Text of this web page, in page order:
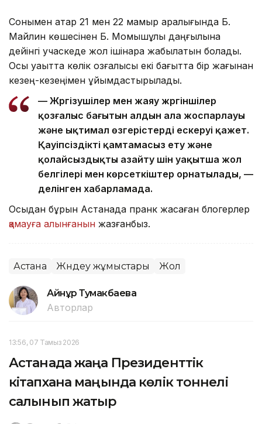
Сонымен қатар 21 мен 22 мамыр аралығында Б.
Майлин көшесінен Б. Момышұлы даңғылына
дейінгі учаскеде жол ішінара жабылатын болады.
Осы уақытта көлік қозғалысы екі бағытта бір жағынан
кезең-кезеңімен ұйымдастырылады.
— Жүргізушілер мен жаяу жүргіншілер
қозғалыс бағытын алдын ала жоспарлауы
және ықтимал өзгерістерді ескеруі қажет.
Қауіпсіздікті қамтамасыз ету және
қолайсыздықты азайту үшін уақытша жол
белгілері мен көрсеткіштер орнатылады, —
делінген хабарламада.
Осыдан бұрын Астанада пранк жасаған блогерлер
қамауға алынғанын жазғанбыз.
Астана Жөндеу жұмыстары Жол
Айнұр Тумакбаева
Авторлар
13:56, 07 Тамыз 2026
Астанада жаңа Президенттік
кітапхана маңында көлік тоннелі
салынып жатыр